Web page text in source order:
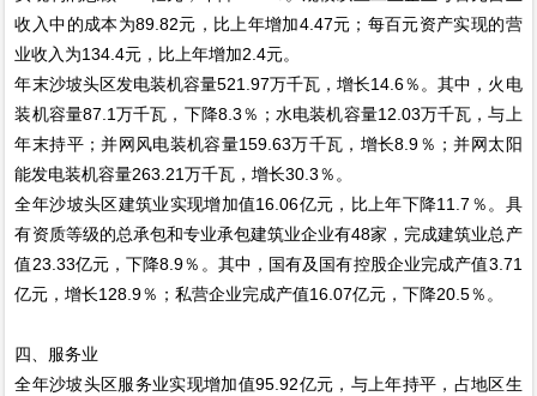
收入中的成本为89.82元，比上年增加4.47元；每百元资产实现的营
业收入为134.4元，比上年增加2.4元。
年末沙坡头区发电装机容量521.97万千瓦，增长14.6％。其中，火电
装机容量87.1万千瓦，下降8.3％；水电装机容量12.03万千瓦，与上
年末持平；并网风电装机容量159.63万千瓦，增长8.9％；并网太阳
能发电装机容量263.21万千瓦，增长30.3％。
全年沙坡头区建筑业实现增加值16.06亿元，比上年下降11.7％。具
有资质等级的总承包和专业承包建筑业企业有48家，完成建筑业总产
值23.33亿元，下降8.9％。其中，国有及国有控股企业完成产值3.71
亿元，增长128.9％；私营企业完成产值16.07亿元，下降20.5％。
四、服务业
全年沙坡头区服务业实现增加值95.92亿元，与上年持平，占地区生